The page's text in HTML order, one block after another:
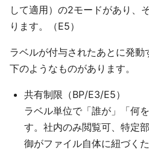
して適用）の2モードがあり、
ります。（E5）
ラベルが付与されたあとに発
下のようなものがあります。
共有制限（BP/E3/E5）
ラベル単位で「誰が」「何
す。社内のみ閲覧可、特定
御がファイル自体に紐づく